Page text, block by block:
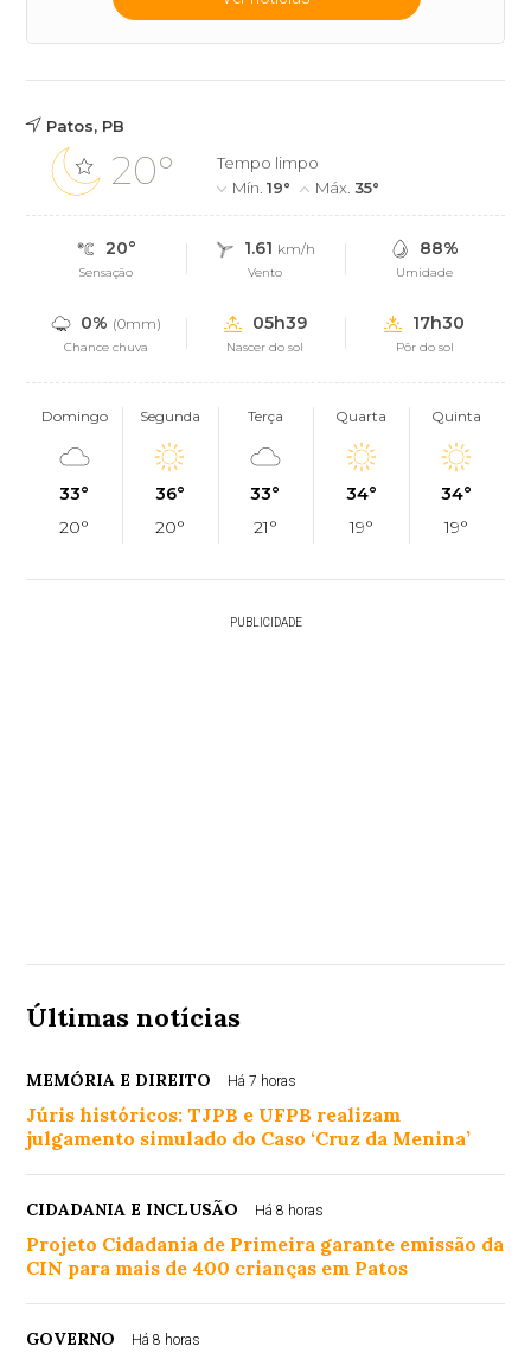
Patos, PB
20°
Tempo limpo
Mín.19° Máx.35°
20°
Sensação
1.61 km/h
Vento
88%
Umidade
0% (0mm)
Chance chuva
05h39
Nascer do sol
17h30
Pôr do sol
Domingo
33°
20°
Segunda
36°
20°
Terça
33°
21°
Quarta
34°
19°
Quinta
34°
19°
PUBLICIDADE
Últimas notícias
MEMÓRIA E DIREITO Há 7 horas
Júris históricos: TJPB e UFPB realizam
julgamento simulado do Caso ‘Cruz da Menina’
CIDADANIA E INCLUSÃO Há 8 horas
Projeto Cidadania de Primeira garante emissão da
CIN para mais de 400 crianças em Patos
GOVERNO Há 8 horas